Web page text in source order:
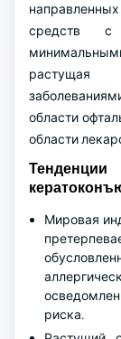
средств с
растущая
области
области
Мировая
риска.